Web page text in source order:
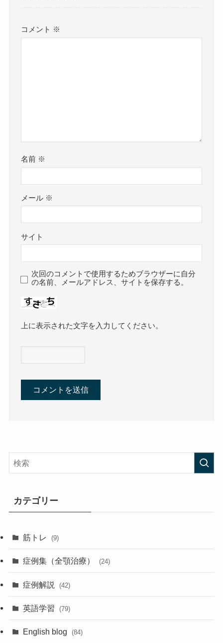
コメント ※
名前 ※
メール ※
サイト
次回のコメントで使用するためブラウザーに自分
の名前、メールアドレス、サイトを保存する。
上に表示された文字を入力してください。
カテゴリー
筋トレ (9)
症例集（全顎治療） (24)
症例解説 (42)
英語学習 (79)
English blog (84)